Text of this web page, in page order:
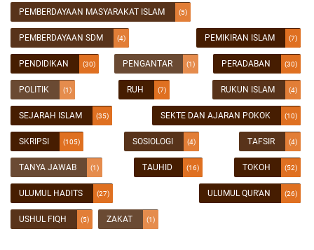
PEMBERDAYAAN MASYARAKAT ISLAM (5)
PEMBERDAYAAN SDM (4) PEMIKIRAN ISLAM (7)
PENDIDIKAN (30) PENGANTAR (1) PERADABAN (30)
POLITIK (1) RUH (7) RUKUN ISLAM (4)
SEJARAH ISLAM (35) SEKTE DAN AJARAN POKOK (10)
SKRIPSI (105) SOSIOLOGI (4) TAFSIR (4)
TANYA JAWAB (1) TAUHID (16) TOKOH (52)
ULUMUL HADITS (27) ULUMUL QUR'AN (26)
USHUL FIQH (5) ZAKAT (1)